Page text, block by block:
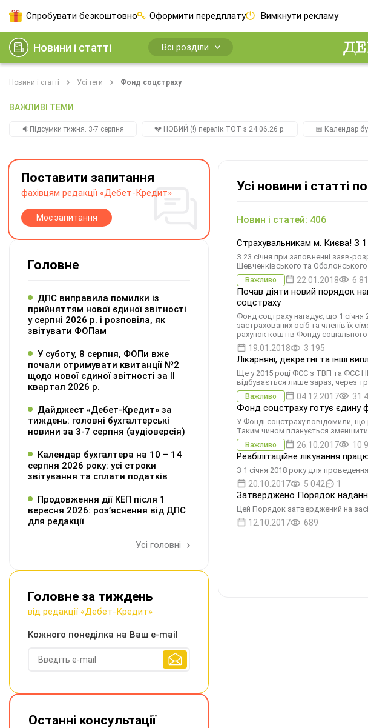
Спробувати безкоштовно Оформити передплату Вимкнути рекламу
Новини і статті Всі розділи
Новини і статті Усі теги Фонд соцстраху
ВАЖЛИВІ ТЕМИ
🔉Підсумки тижня. 3-7 серпня 💔 НОВИЙ (!) перелік ТОТ з 24.06.26 р. 📅 Календар
Усі новини і статті
Новин і статей: 406
Страхувальникам м. Києва! З
З 23 січня при заповненні заяв-
Шевченківського та
Важливо 22.01.2018 6
Почав діяти новий порядок
соцстраху
Фонд соцтраху нагадує, що 1 січня
застрахованих осіб та членів їх
рахунок коштів Фонду
19.01.2018 3 195
Лікарняні, декретні та інші
Ще у 2015 році ФСС з ТВП та ФСС
відбувається лише зараз, через
Важливо 04.12.2017 31
Фонд соцстраху готує єдину
У Фонді соцстраху повідомили,
Таким чином планується
Важливо 26.10.2017 10
Реабілітаційне лікування
З 1 січня 2018 року для
20.10.2017 5 042 1
Затверджено Порядок надання
Цей Порядок затверджений на
12.10.2017 689
Поставити запитання
фахівцям редакції «Дебет-Кредит»
Моє запитання
Головне
ДПС виправила помилки із
прийняттям нової єдиної звітності
у серпні 2026 р. і розповіла, як
звітувати ФОПам
У суботу, 8 серпня, ФОПи вже
почали отримувати квитанції №2
щодо нової єдиної звітності за ІІ
квартал 2026 р.
Дайджест «Дебет-Кредит» за
тиждень: головні бухгалтерські
новини за 3-7 серпня (аудіоверсія)
Календар бухгалтера на 10 – 14
серпня 2026 року: усі строки
звітування та сплати податків
Продовження дії КЕП після 1
вересня 2026: розʼяснення від ДПС
для редакції
Усі головні
Головне за тиждень
від редакції «Дебет-Кредит»
Кожного понеділка на Ваш e-mail
Останні консультації